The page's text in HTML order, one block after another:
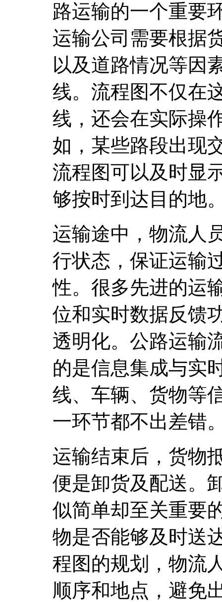
路运输的一个重要
运输公司需要根据
以及道路情况等因
线。流程图不仅在
线，还会在实际操
如，某些路段出现
流程图可以及时显
够按时到达目的地
运输途中，物流人
行状态，保证运输
性。很多先进的运
位和实时数据反馈
透明化。公路运输
的是信息集成与实
线、车辆、货物等
一环节都不出差错
运输结束后，货物
便是卸货及配送。
似简单却至关重要
物是否能够及时送
程图的规划，物流
顺序和地点，避免